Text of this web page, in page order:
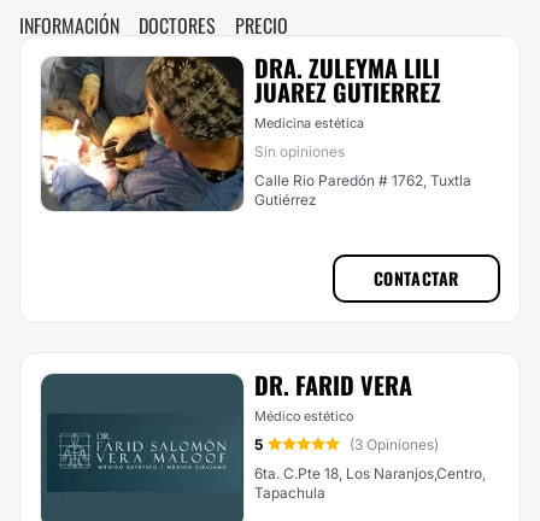
INFORMACIÓN DOCTORES PRECIO
DRA. ZULEYMA LILI
JUAREZ GUTIERREZ
Medicina estética
Sin opiniones
Calle Rio Paredón # 1762, Tuxtla
Gutiérrez
CONTACTAR
DR. FARID VERA
Médico estético
5
(3 Opiniones)
6ta. C.Pte 18, Los Naranjos,Centro,
Tapachula